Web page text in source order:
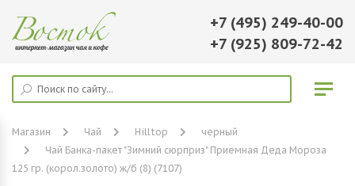
+7 (495) 249-40-00
+7 (925) 809-72-42
Магазин Чай Hilltop
черный
Чай Банка-пакет "Зимний сюрприз" Приемная Деда Мороза
125 гр. (корол.золото) ж/б (8) (7107)